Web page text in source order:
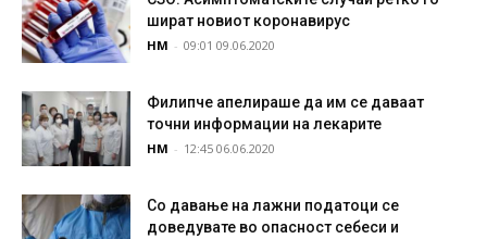
шират новиот коронавирус
НМ - 09:01 09.06.2020
Филипче апелираше да им се даваат
точни информации на лекарите
НМ - 12:45 06.06.2020
Со давање на лажни податоци се
доведувате во опасност себеси и